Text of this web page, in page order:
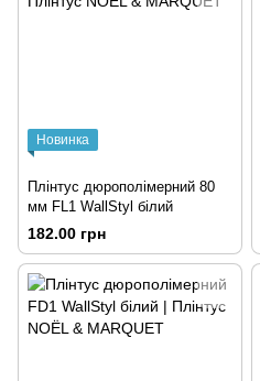
Новинка
Плінтус дюрополімерний 80
мм FL1 WallStyl білий
182.00 грн